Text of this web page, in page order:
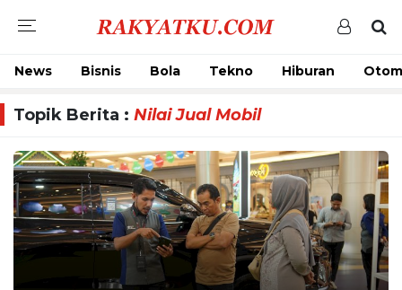
News Bisnis Bola Tekno Hiburan
Topik Berita : Nilai Jual Mobil